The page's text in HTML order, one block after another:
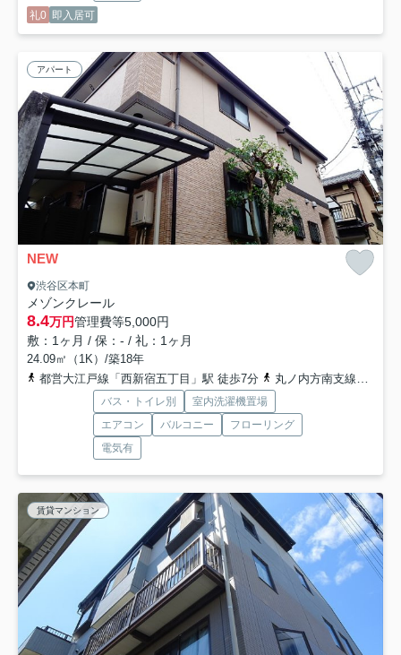
礼0 即入居可
アパート
NEW
渋谷区本町
メゾンクレール
8.4万円管理費等5,000円
敷：1ヶ月 / 保：- / 礼：1ヶ月
24.09㎡（1K）/築18年
都営大江戸線「西新宿五丁目」駅 徒歩7分
丸ノ内方南支線「中野新橋」駅 徒歩14分
バス・トイレ別
室内洗濯機置場
エアコン
バルコニー
フローリング
電気有
賃貸マンション